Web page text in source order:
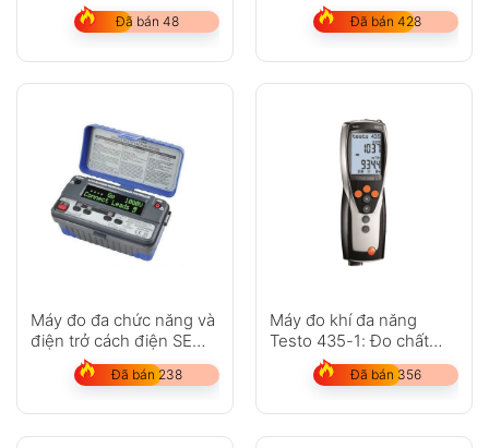
Đã bán 48 Đã bán 428
Máy đo đa chức năng và
điện trở cách điện SEW
1154 TMF M
Đã bán 238
Máy đo khí đa năng
Testo 435-1: Đo chất
lượng không khí
Đã bán 356